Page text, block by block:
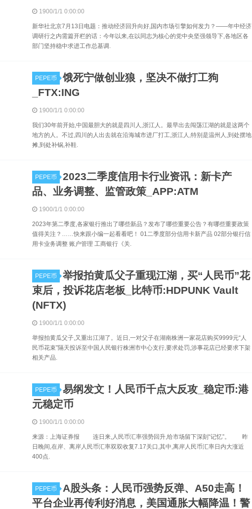
1900/1/1 0:00:00
新华社北京7月13日电题：推动经济回升向好,国内市场引擎如何发力？——年中经济
调研行之内需篇开栏的话：今年以来,在以同志为核心的党中央坚强领导下,各地区各
部门坚持稳中求进工作总基调.
PEPE币
饿死宁做创业狼，坚决不做打工狗
_FTX:ING
1900/1/1 0:00:00
我们30年前开始,中国最胆大的就是四川人,浙江人。最早出去闯荡江湖的就是这两个
地方的人。不过,四川的人出去就在沿海城市进厂打工,浙江人,特别是温州人,到处摆地
摊,到处补锅,补鞋.
PEPE币
2023二季度信用卡行业资讯：新卡产
品、业务调整、监管政策_APP:ATM
1900/1/1 0:00:00
2023年第二季度,各家银行推出了哪些新品？发布了哪些重要公告？有哪些重要政策
值得关注？……快来跟小编一起看看吧！ 01二季度部分信用卡新产品 02部分银行信
用卡业务调整 账户管理 工商银行《关.
PEPE币
举报拍黄瓜父子重现江湖，买“人民币”花
束后，投诉花店老板_比特币:HDPUNK Vault
(NFTX)
1900/1/1 0:00:00
举报拍黄瓜父子,又重出江湖了。近日,一对父子在湖南株洲一家花店购买9999元“人
民币花束”隔天投诉至中国人民银行株洲市中心支行,要求处罚,涉事花店已经要求下架
相关产品.
PEPE币
易纲发文！人民币千点大反攻_稳定币:港
元稳定币
1900/1/1 0:00:00
来源：上海证券报 连日来,人民币汇率强势回升,给市场留下深刻“记忆”。 昨
日晚间,在岸、离岸人民币汇率双双收复7.17关口,其中,离岸人民币汇率日内大涨近
400点.
PEPE币
A股头条：人民币强势反弹、A50走高！
平台企业再传利好消息，美国通胀大幅降温！警